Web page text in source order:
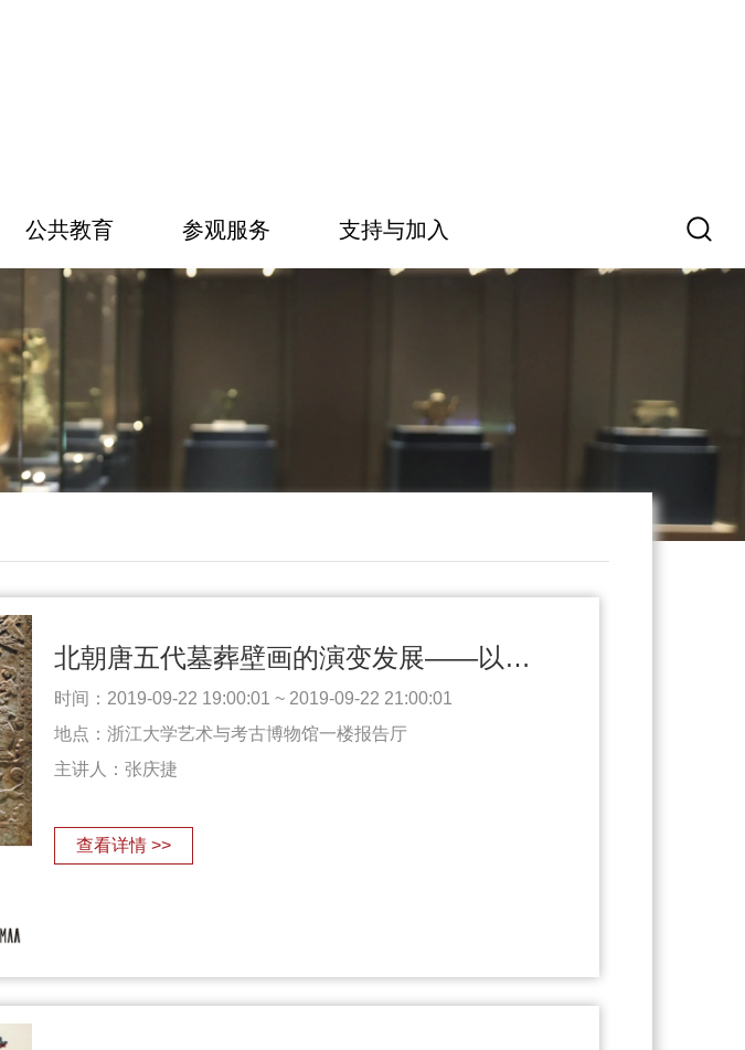
公共教育 参观服务 支持与加入
北朝唐五代墓葬壁画的演变发展——以山西墓葬壁画为例
时间：2019-09-22 19:00:01 ~ 2019-09-22 21:00:01
地点：浙江大学艺术与考古博物馆一楼报告厅
主讲人：张庆捷
查看详情 >>